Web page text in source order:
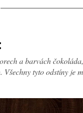
a barvách
tyto odstíny je